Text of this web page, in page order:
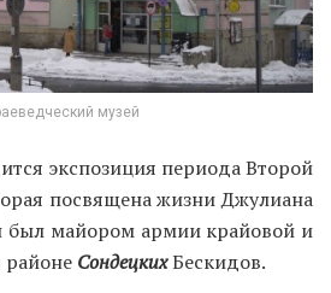
музей
экспозиция периода Второй
посвящена жизни Джулиана
был майором армии крайовой и
районе СондецкихБескидов.